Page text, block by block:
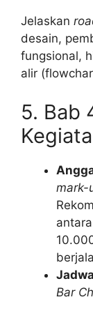
Jelaskan
desain,
fungsional,
alir
5. Bab
mark-
Bar